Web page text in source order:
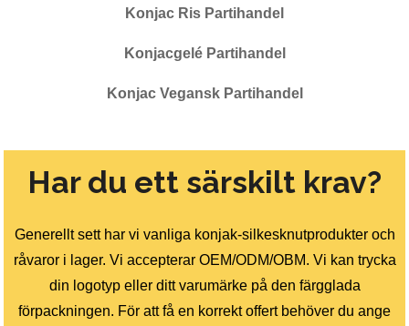
Konjac Ris Partihandel
Konjacgelé Partihandel
Konjac Vegansk Partihandel
Har du ett särskilt krav?
Generellt sett har vi vanliga konjak-silkesknutprodukter och
råvaror i lager. Vi accepterar OEM/ODM/OBM. Vi kan trycka
din logotyp eller ditt varumärke på den färgglada
förpackningen. För att få en korrekt offert behöver du ange